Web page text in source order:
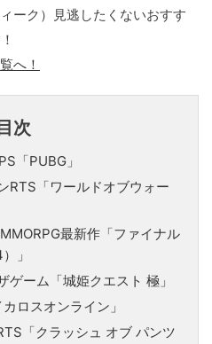
ーク）見逃したくないおすす
へ！
目次
「PUBG」
RTS「ワールドオブウォー
最新作「ファイナル
」
ーム「城姫クエスト 極」
ロスオンライン」
「クラッシュ オブ パンツ